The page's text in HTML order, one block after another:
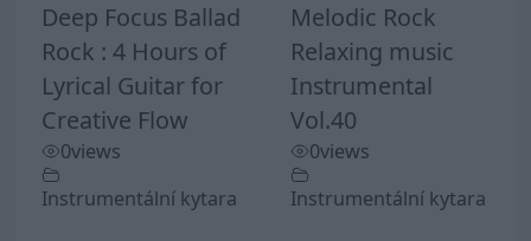
Deep Focus Ballad
Rock : 4 Hours of
Lyrical Guitar for
Creative Flow
0views
Instrumentální kytara
Melodic Rock
Relaxing music
Instrumental
Vol.40
0views
Instrumentální kytara